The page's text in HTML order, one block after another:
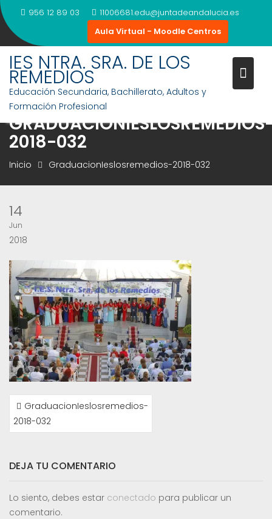
Saltar
al
contenido
956 12 89 03
11006681.edu@juntadeandalucia.es
Aula Virtual - Moodle Centros
IES NTRA. SRA. DE LOS
REMEDIOS
Educación Secundaria, Bachillerato, Adultos y
Formación Profesional
2018-032
Inicio GraduacionIeslosremedios-2018-032
14
Jun
2018
NAVEGACIÓN
DE
ENTRADAS
GraduacionIeslosremedios-
2018-032
DEJA TU COMENTARIO
Lo siento, debes estar conectado para publicar un
comentario.